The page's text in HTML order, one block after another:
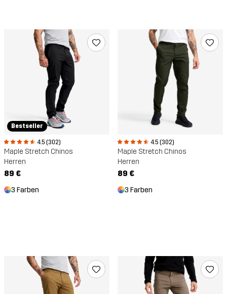
Bestseller
4.5 (302)
Maple Stretch Chinos
Herren
89 €
3 Farben
4.5 (302)
Maple Stretch Chinos
Herren
89 €
3 Farben